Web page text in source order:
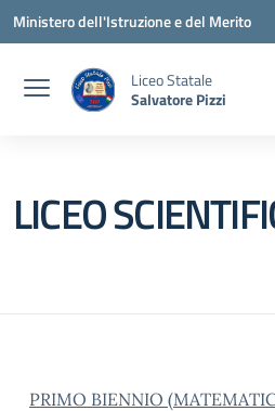
Vai ai contenuti
Vai al menu di navigazione
Vai al footer
Ministero dell'Istruzione e del Merito
Liceo Statale
Salvatore Pizzi
LICEO
PRIMO BIENNIO